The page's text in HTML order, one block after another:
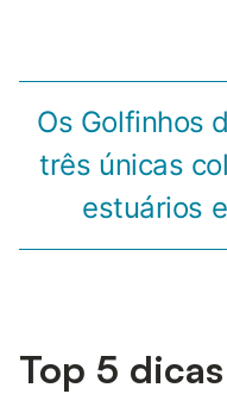
Os Golfinhos
três únicas
estuários
Top 5